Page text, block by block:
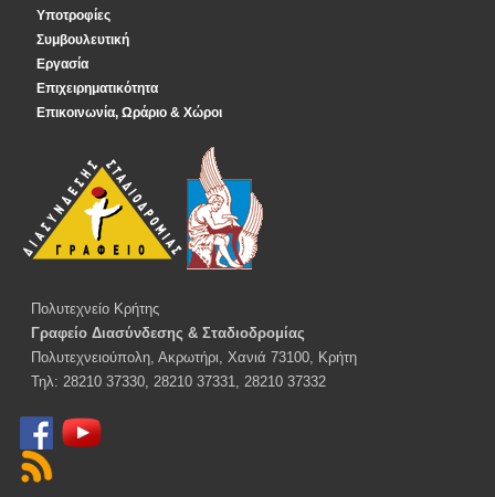
Υποτροφίες
Συμβουλευτική
Εργασία
Επιχειρηματικότητα
Επικοινωνία, Ωράριο & Χώροι
Πολυτεχνείο Κρήτης
Γραφείο Διασύνδεσης & Σταδιοδρομίας
Πολυτεχνειούπολη, Ακρωτήρι, Χανιά 73100, Κρήτη
Τηλ: 28210 37330, 28210 37331, 28210 37332